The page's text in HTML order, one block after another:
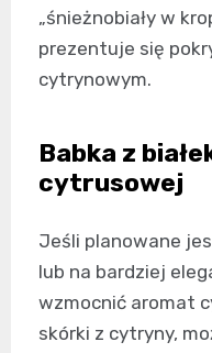
„śnieżnobiały w
prezentuje się
cytrynowym.
Babka z
cytrusowej
Jeśli planowane
lub na bardziej
wzmocnić aromat
skórki z cytryny,